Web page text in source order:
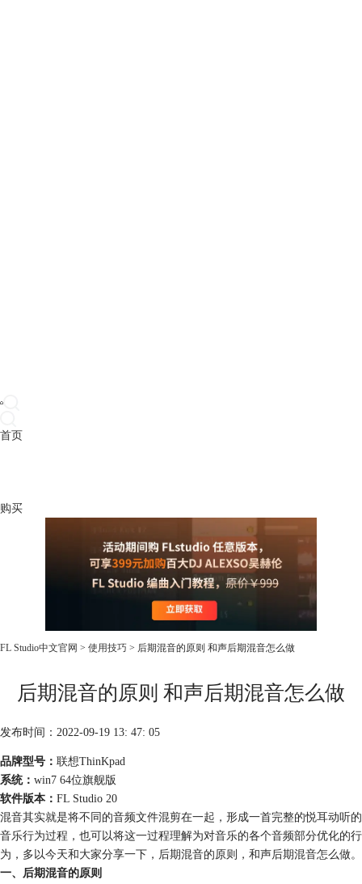
首页
购买
FL Studio中文官网 > 使用技巧 > 后期混音的原则 和声后期混音怎么做
后期混音的原则 和声后期混音怎么做
发布时间：2022-09-19 13: 47: 05
品牌型号： 联想ThinKpad
系统： win7 64位旗舰版
软件版本： FL Studio 20
混音其实就是将不同的音频文件混剪在一起，形成一首完整的悦耳动听的
音乐行为过程，也可以将这一过程理解为对音乐的各个音频部分优化的行
为，多以今天和大家分享一下，后期混音的原则，和声后期混音怎么做。
一、后期混音的原则